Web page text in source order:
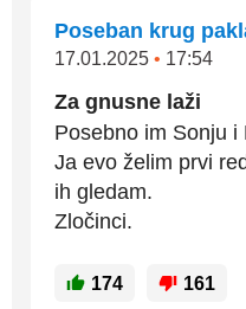
Poseban krug
17.01.2025 • 17:54
Za gnusne laži
Posebno im Sonju i
Ja evo želim prvi
ih gledam.
Zločinci.
174 161